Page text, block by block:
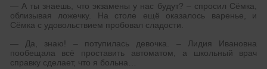
— А ты знаешь, что экзамены у нас будут? – спросил Сёмка,
облизывая ложечку. На столе ещё оказалось варенье, и
Сёмка с удовольствием пробовал сладости.
— Да, знаю! – потупилась девочка. – Лидия Ивановна
пообещала всё проставить автоматом, а школьный врач
справку сделает, что я больна…